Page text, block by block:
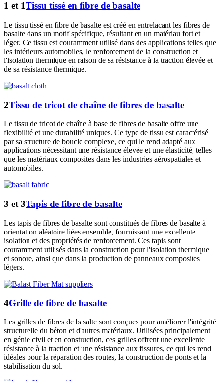
1 et 1Tissu tissé en fibre de basalte
Le tissu tissé en fibre de basalte est créé en entrelacant les fibres de
basalte dans un motif spécifique, résultant en un matériau fort et
léger. Ce tissu est couramment utilisé dans des applications telles que
les intérieurs automobiles, le renforcement de la construction et
l'isolation thermique en raison de sa résistance à la traction élevée et
de sa résistance thermique.
2Tissu de tricot de chaîne de fibres de basalte
Le tissu de tricot de chaîne à base de fibres de basalte offre une
flexibilité et une durabilité uniques. Ce type de tissu est caractérisé
par sa structure de boucle complexe, ce qui le rend adapté aux
applications nécessitant une résistance élevée et une élasticité, telles
que les matériaux composites dans les industries aérospatiales et
automobiles.
3 et 3Tapis de fibre de basalte
Les tapis de fibres de basalte sont constitués de fibres de basalte à
orientation aléatoire liées ensemble, fournissant une excellente
isolation et des propriétés de renforcement. Ces tapis sont
couramment utilisés dans la construction pour l'isolation thermique
et sonore, ainsi que dans la production de panneaux composites
légers.
4Grille de fibre de basalte
Les grilles de fibres de basalte sont conçues pour améliorer l'intégrité
structurelle du béton et d'autres matériaux. Utilisées principalement
en génie civil et en construction, ces grilles offrent une excellente
résistance à la traction et une résistance aux fissures, ce qui les rend
idéales pour la réparation des routes, la construction de ponts et la
stabilisation du sol.